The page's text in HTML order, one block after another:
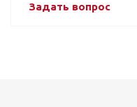
Задать вопрос